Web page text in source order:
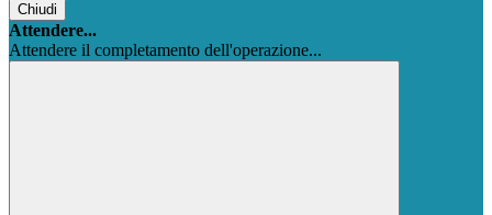
Chiudi
Attendere...
Attendere il completamento dell'operazione...